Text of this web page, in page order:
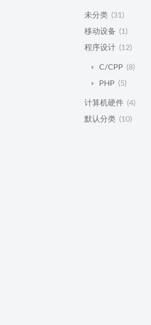
未分类 (31)
移动设备 (1)
程序设计 (12)
C/CPP (8)
PHP (5)
计算机硬件 (4)
默认分类 (10)